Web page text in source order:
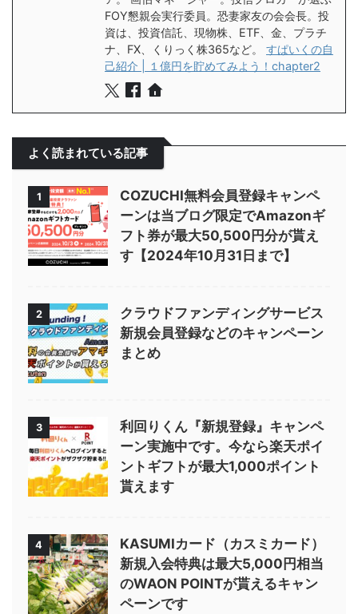
FOY懇親会実行委員。恐妻家友の会会長。投
資は、投資信託、現物株、ETF、金、プラチ
ナ、FX、くりっく株365など。 すぱいくの自
己紹介 | １億円を貯めてみよう！chapter2
よく読まれている記事
1
COZUCHI無料会員登録キャンペ
ーンは当ブログ限定でAmazonギ
フト券が最大50,500円分が貰え
す【2024年10月31日まで】
2
クラウドファンディングサービス
新規会員登録などのキャンペーン
まとめ
3
利回りくん『新規登録』キャンペ
ーン実施中です。今なら楽天ポイ
ントギフトが最大1,000ポイント
貰えます
4
KASUMIカード（カスミカード）
新規入会特典は最大5,000円相当
のWAON POINTが貰えるキャン
ペーンです